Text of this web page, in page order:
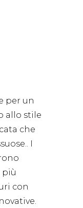
per un
allo stile
che
I
più
con